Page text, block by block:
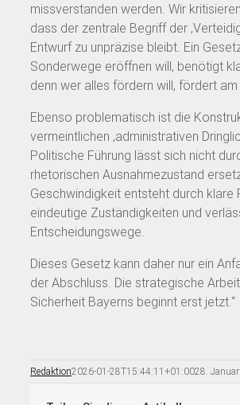
missverstanden werden. Wir
dass der zentrale Begriff der
Entwurf zu unpräzise bleibt. Ein
Sonderwege eröffnen will, benötigt
denn wer alles fördern will, fördert am
Ebenso problematisch ist die
vermeintlichen ‚administrativen
Politische Führung lässt sich nicht
rhetorischen Ausnahmezustand
Geschwindigkeit entsteht durch klare
eindeutige Zuständigkeiten und
Entscheidungswege.
Dieses Gesetz kann daher nur ein
der Abschluss. Die strategische
Sicherheit Bayerns beginnt erst jetzt.“
Redaktion2026-01-28T15:44:11+01:0028.